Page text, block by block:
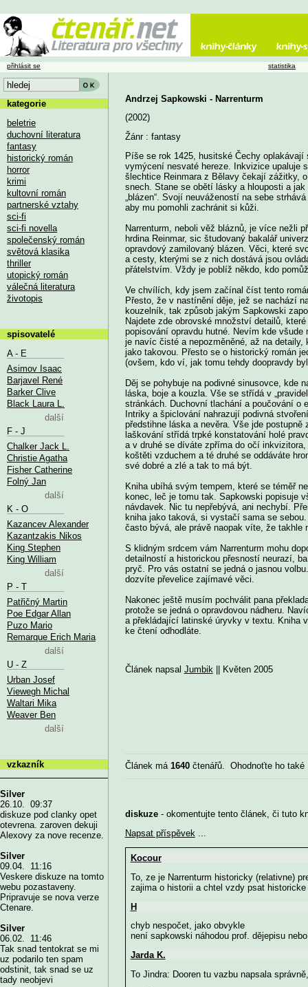
Andrzej Sapkowski - Narrenturm
(2002)
Žánr : fantasy
Píše se rok 1425, husitské Čechy
vymýcení nesvaté hereze. Inkvizice upaluje
šlechtice Reinmara z Bělavy čekají zážitky,
snech. Stane se obětí lásky a hlouposti a
„blázen“. Svojí neuvážeností na sebe
aby mu pomohli zachránit si kůži.
Narrenturm, neboli věž bláznů, je více nežli
hrdina Reinmar, sic študovaný bakalář
opravdový zamilovaný blázen. Věci, které
a cesty, kterými se z nich dostává jsou
přátelstvím. Vždy je poblíž někdo, kdo
Ve chvílích, kdy jsem začínal číst tento
Přesto, že v nastínění děje, jež se nachází
kouzelník, tak způsob jakým Sapkowski
Najdete zde obrovské množství detailů,
popisování opravdu hutné. Nevím kde
je navíc čisté a nepozměněné, až na
jako takovou. Přesto se o historický román
(ovšem, kdo ví, jak tomu tehdy doopravdy
Děj se pohybuje na podivné sinusovce, kde
láska, boje a kouzla. Vše se střídá v
stránkách. Duchovní tlachání a poučování
Intriky a špiclování nahrazují podivná
předstihne láska a nevěra. Vše jde
laškování střídá trpké konstatování holé
a v druhé se díváte zpříma do očí
koštěti vzduchem a té druhé se oddáváte
své dobré a zlé a tak to má být.
Kniha ubíhá svým tempem, které se téměř
konec, leč je tomu tak. Sapkowski popisuje
návdavek. Nic tu nepřebývá, ani nechybí.
kniha jako taková, si vystačí sama se
často bývá, ale právě naopak víte, že takhle
S klidným srdcem vám Narrenturm mohu
detailností a historickou přesností neurazí,
pryč. Pro vás ostatní se jedná o jasnou
dozvíte převelice zajímavé věci.
Nakonec ještě musím pochválit pana
protože se jedná o opravdovou nádheru.
a překládající latinské úryvky v textu. Kniha
ke čtení odhodláte.
Článek napsal Jumbik || Květen 2005
Článek má 1640čtenářů. Ohodnoťte ho
diskuze- okomentujte tento článek, či tuto
Napsat příspěvek...
Kocour
To, ze je Narrenturm historicky (relativne)
zajima o historii a chtel vzdy psat
H
chyb nespočet, jako obvykle
není sapkowski náhodou prof. dějepisu
Jarda K.
To Jindra: Dooren tu vazbu napsala
přihlásit se statistika
kategorie
beletrie
duchovní literatura
fantasy
historický román
horror
krimi
kultovní román
partnerské vztahy
sci-fi
sci-fi novella
společenský román
světová klasika
thriller
utopický román
válečná literatura
životopis
spisovatelé
A - E
Asimov Isaac
Barjavel René
Barker Clive
Black Laura L.
další
F - J
Chalker Jack L.
Christie Agatha
Fisher Catherine
Folný Jan
další
K - O
Kazancev Alexander
Kazantzakis Nikos
King Stephen
King William
další
P - T
Patřičný Martin
Poe Edgar Allan
Puzo Mario
Remarque Erich Maria
další
U - Z
Urban Josef
Viewegh Michal
Waltari Mika
Weaver Ben
další
vzkazník
Silver
26.10. 09:37
diskuze pod clanky opet
otevrena. zaroven dekuji
Alexovy za nove recenze.
Silver
09.04. 11:16
Veskere diskuze na tomto
webu pozastaveny.
Pripravuje se nova verze
Ctenare.
Silver
06.02. 11:46
Tak snad tentokrat se mi
uz podarilo ten spam
odstinit, tak snad se uz
tady neobjevi